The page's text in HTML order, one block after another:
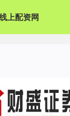
上配资网